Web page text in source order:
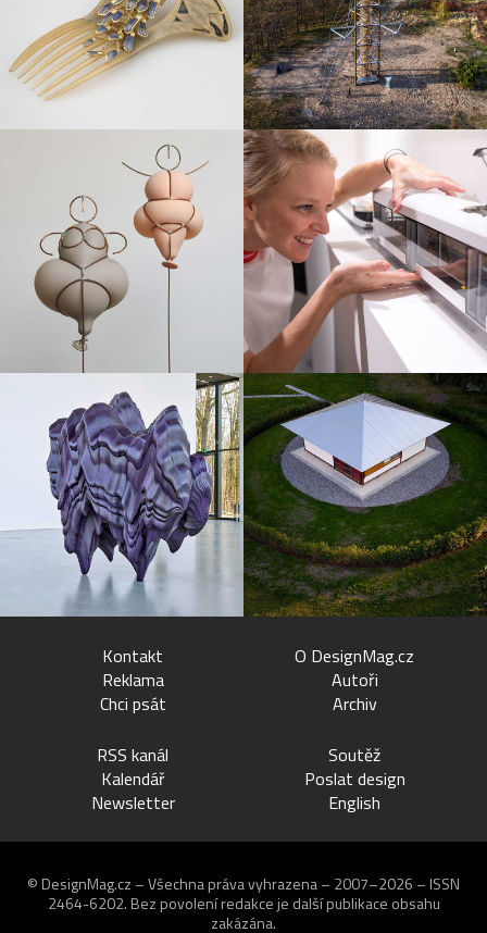
Kontakt
Reklama
Chci psát
O DesignMag.cz
Autoři
Archiv
RSS kanál
Kalendář
Newsletter
Soutěž
Poslat design
English
© DesignMag.cz – Všechna práva vyhrazena – 2007–2026 – ISSN
2464-6202. Bez povolení redakce je další publikace obsahu
zakázána.